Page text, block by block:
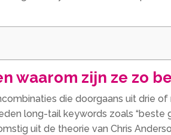
waarom zijn ze zo
die doorgaans uit drie
long-tail keywords zoals
uit de theorie van Chris